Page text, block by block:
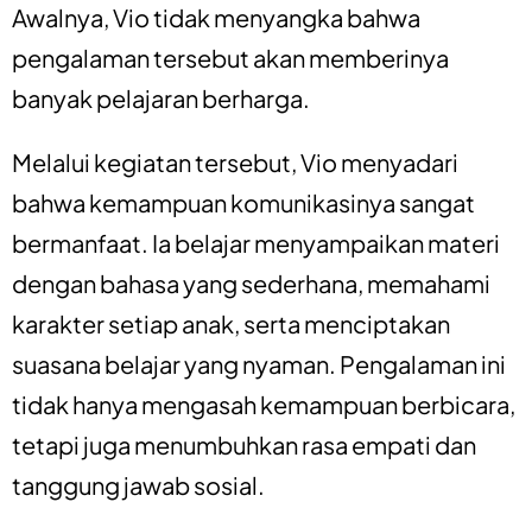
Awalnya, Vio tidak menyangka bahwa
pengalaman tersebut akan memberinya
banyak pelajaran berharga.
Melalui kegiatan tersebut, Vio menyadari
bahwa kemampuan komunikasinya sangat
bermanfaat. Ia belajar menyampaikan materi
dengan bahasa yang sederhana, memahami
karakter setiap anak, serta menciptakan
suasana belajar yang nyaman. Pengalaman ini
tidak hanya mengasah kemampuan berbicara,
tetapi juga menumbuhkan rasa empati dan
tanggung jawab sosial.